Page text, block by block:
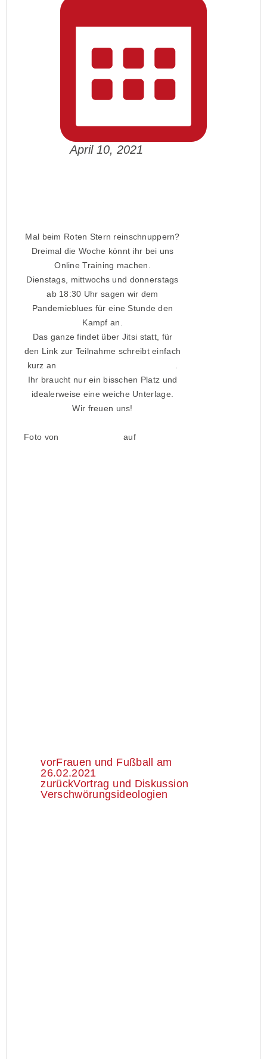
April 10, 2021
Mal beim Roten Stern reinschnuppern?
Dreimal die Woche könnt ihr bei uns
Online Training machen.
Dienstags, mittwochs und donnerstags
ab 18:30 Uhr sagen wir dem
Pandemieblues für eine Stunde den
Kampf an.
Das ganze findet über Jitsi statt, für
den Link zur Teilnahme schreibt einfach
kurz an
Ihr braucht nur ein bisschen Platz und
idealerweise eine weiche Unterlage.
Wir freuen uns!
Foto von auf
vorFrauen und Fußball am
26.02.2021
zurückVortrag und Diskussion
Verschwörungsideologien